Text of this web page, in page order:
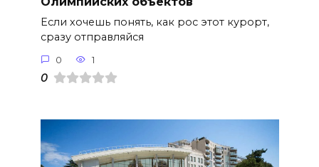
Если хочешь понять, как рос этот курорт,
сразу отправляйся
0 1
0